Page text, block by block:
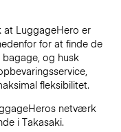
at LuggageHero er
for at finde de
og husk
fleksibilitet.
netværk
i Takasaki.